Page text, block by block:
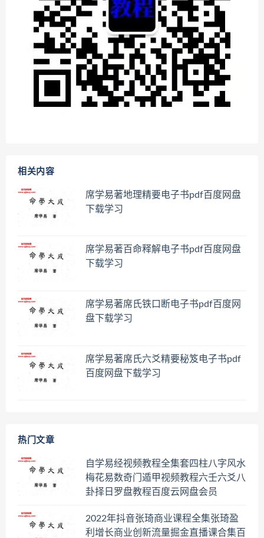
相关内容
席学易著地理精要电子书pdf百度网盘
下载学习
席学易著百命释解电子书pdf百度网盘
下载学习
席学易著席氏铁口断电子书pdf百度网
盘下载学习
席学易著席氏六爻精要秘笈电子书pdf
百度网盘下载学习
热门文章
自学易经视频教程全集套四柱八字风水
梅花易数奇门遁甲视频教程六壬六爻八
卦择日罗盘教程百度云网盘会员
2022年抖音张琦商业课程全集张琦盈
利增长商业创新流量掘金直播课合集百